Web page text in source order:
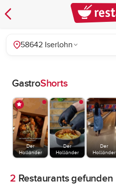
58642 Iserlohn
GastroShorts
Der
Holländer
Der
Holländer
Der
Holländer
2 Restaurants gefunden